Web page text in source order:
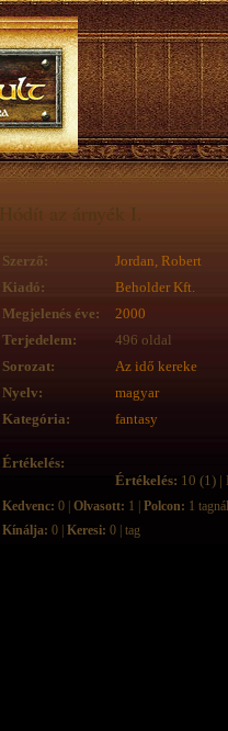
Hódít az árnyék I.
Szerző:
Jordan, Robert
Kiadó:
Beholder Kft.
Megjelenés éve:
2000
Terjedelem:
496 oldal
Sorozat:
Az idő kereke
Nyelv:
magyar
Kategória:
fantasy
Értékelés:
Értékelés: 10 (1) |
Kedvenc: 0 | Olvasott: 1 | Polcon: 1 tagnál
Kínálja: 0 | Keresi: 0 | tag